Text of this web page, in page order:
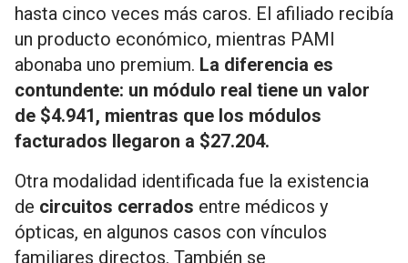
hasta cinco veces más caros. El afiliado recibía
un producto económico, mientras PAMI
abonaba uno premium. La diferencia es
contundente: un módulo real tiene un valor
de $4.941, mientras que los módulos
facturados llegaron a $27.204.
Otra modalidad identificada fue la existencia
de circuitos cerrados entre médicos y
ópticas, en algunos casos con vínculos
familiares directos. También se